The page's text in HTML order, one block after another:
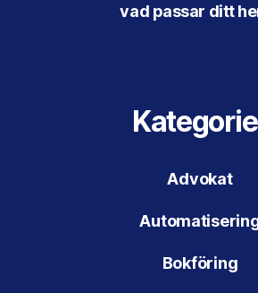
vad passar ditt
Advokat
Bokföring